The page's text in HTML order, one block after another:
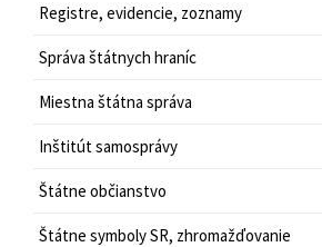
Registre, evidencie, zoznamy
Správa štátnych hraníc
Miestna štátna správa
Inštitút samosprávy
Štátne občianstvo
Štátne symboly SR, zhromažďovanie